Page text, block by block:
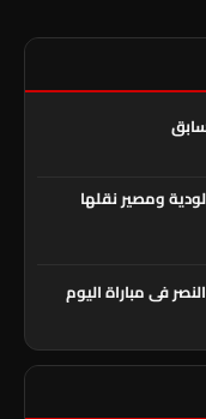
ومصير نقلها
فى مباراة اليوم